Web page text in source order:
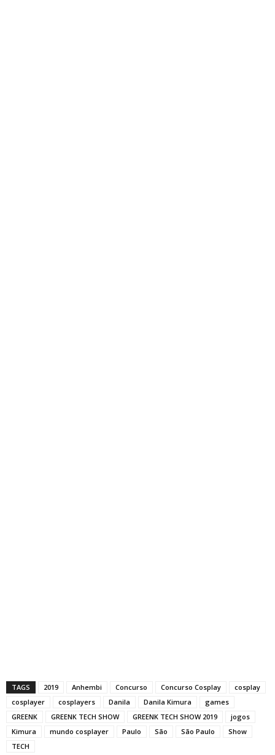
TAGS 2019 Anhembi Concurso Concurso Cosplay
cosplay
cosplayer
cosplayers Danila Danila Kimura
games
GREENK
GREENK TECH SHOW GREENK TECH SHOW 2019
jogos
Kimura
mundo cosplayer Paulo São São Paulo
Show
TECH